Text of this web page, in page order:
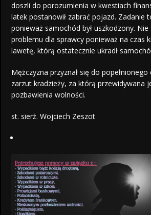
doszli do porozumienia w kwestiach
latek postanowił zabrać pojazd. Zadanie
ponieważ samochód był uszkodzony.
problemu dla sprawcy ponieważ na czas
lawetę, którą ostatecznie ukradł
Mężczyzna przyznał się do popełnionego
zarzut kradzieży, za którą przewidywana
pozbawienia wolności.
st. sierż. Wojciech Zeszot